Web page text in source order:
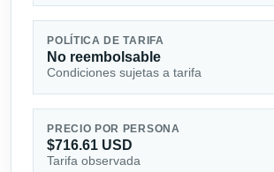
POLÍTICA DE TARIFA
No reembolsable
Condiciones sujetas a tarifa
PRECIO POR PERSONA
$716.61 USD
Tarifa observada